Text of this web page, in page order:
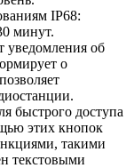
IP68:
минут.
уведомления об
о
быстрого доступа
этих кнопок
такими
текстовыми